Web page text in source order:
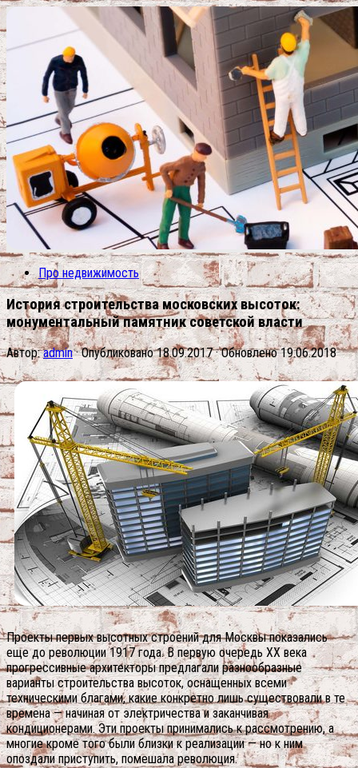
Про недвижимость
История строительства московских высоток:
монументальный памятник советской власти
Автор:admin · Опубликовано18.09.2017· Обновлено19.06.2018
Проекты первых высотных строений для Москвы показались
еще до революции 1917 года. В первую очередь ХХ века
прогрессивные архитекторы предлагали разнообразные
варианты строительства высоток, оснащенных всеми
техническими благами, какие конкретно лишь существовали в те
времена — начиная от электричества и заканчивая
кондиционерами. Эти проекты принимались к рассмотрению, а
многие кроме того были близки к реализации — но к ним
опоздали приступить, помешала революция.